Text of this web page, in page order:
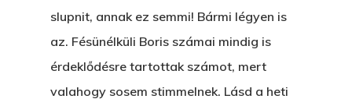
slupnit, annak ez semmi! Bármi légyen is
az. Fésünélküli Boris számai mindig is
érdeklődésre tartottak számot, mert
valahogy sosem stimmelnek. Lásd a heti